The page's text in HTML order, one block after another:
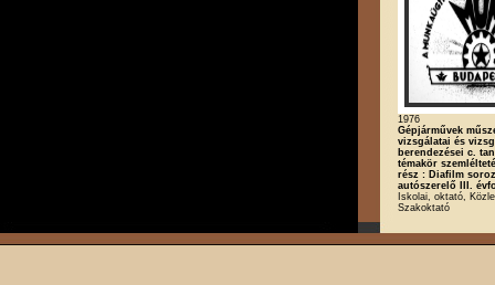
1976
Gépjárművek
vizsgálatai és
berendezései c.
témakör
rész : Diafilm
autószerelő III.
Iskolai, oktató,
Szakoktató